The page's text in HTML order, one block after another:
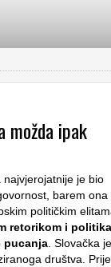
možda ipak
je bio
barem ona
političkim
retorikom i
pucanja . Slovačka je
društva. Prije